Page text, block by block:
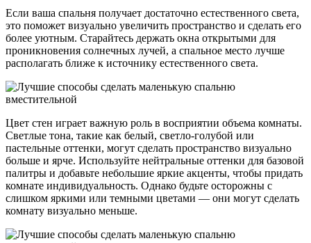
Если ваша спальня получает достаточно естественного света,
это поможет визуально увеличить пространство и сделать его
более уютным. Старайтесь держать окна открытыми для
проникновения солнечных лучей, а спальное место лучше
располагать ближе к источнику естественного света.
Цвет стен играет важную роль в восприятии объема комнаты.
Светлые тона, такие как белый, светло-голубой или
пастельные оттенки, могут сделать пространство визуально
больше и ярче. Используйте нейтральные оттенки для базовой
палитры и добавьте небольшие яркие акценты, чтобы придать
комнате индивидуальность. Однако будьте осторожны с
слишком яркими или темными цветами — они могут сделать
комнату визуально меньше.